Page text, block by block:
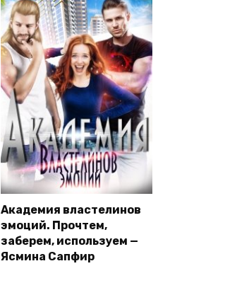
Академия властелинов
эмоций. Прочтем,
заберем, используем —
Ясмина Сапфир